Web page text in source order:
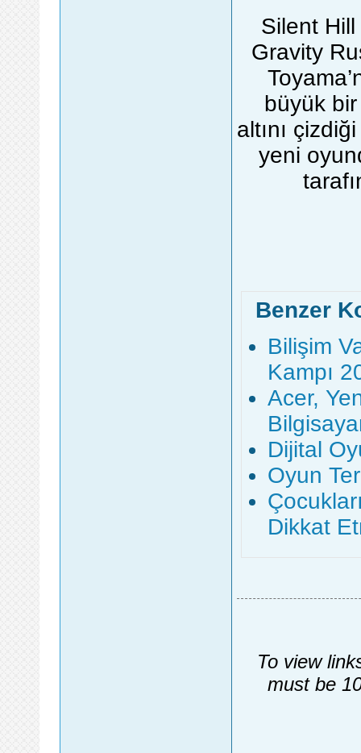
Silent Hill
Gravity
büyük
altını
yeni
Benzer
Bilişim
Kampı
Acer,
Dijital
Oyun
Dikkat
To view
must be